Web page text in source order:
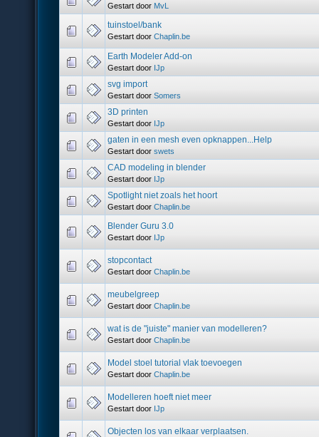
Gestart door MvL
tuinstoel/bank
Gestart door Chaplin.be
Earth Modeler Add-on
Gestart door IJp
svg import
Gestart door Somers
3D printen
Gestart door IJp
gaten in een mesh even opknappen...Help
Gestart door swets
CAD modeling in blender
Gestart door IJp
Spotlight niet zoals het hoort
Gestart door Chaplin.be
Blender Guru 3.0
Gestart door IJp
stopcontact
Gestart door Chaplin.be
meubelgreep
Gestart door Chaplin.be
wat is de "juiste" manier van modelleren?
Gestart door Chaplin.be
Model stoel tutorial vlak toevoegen
Gestart door Chaplin.be
Modelleren hoeft niet meer
Gestart door IJp
Objecten los van elkaar verplaatsen.